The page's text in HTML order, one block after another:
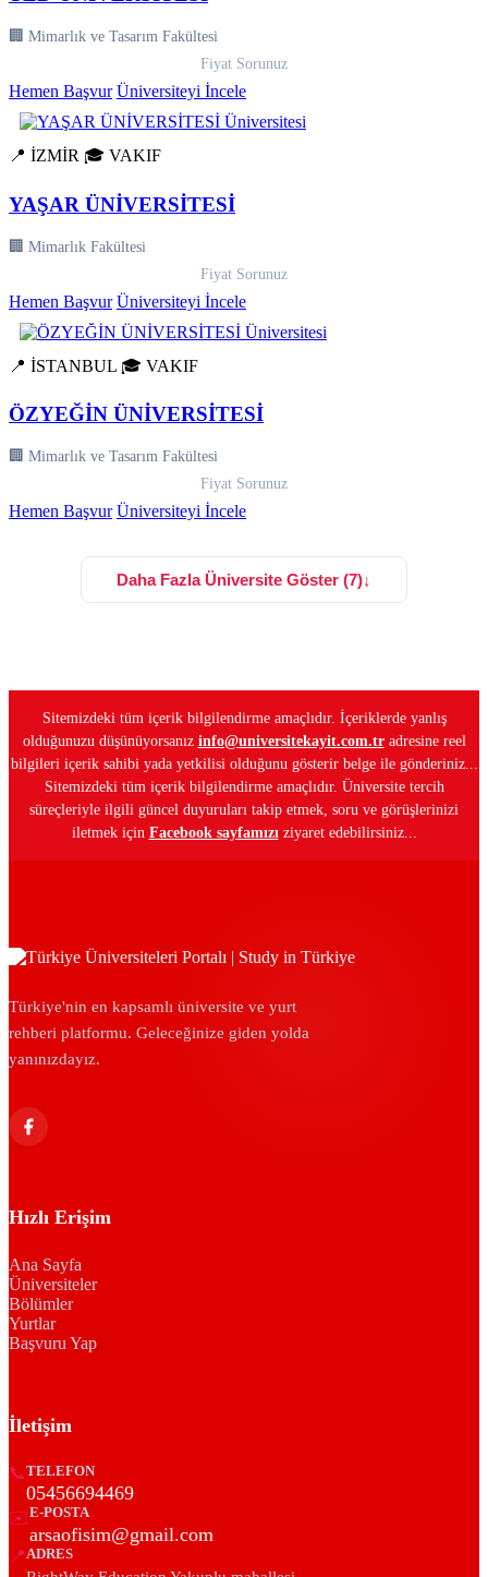
🏢 Mimarlık ve Tasarım Fakültesi
Fiyat Sorunuz
Hemen Başvur Üniversiteyi İncele
📍 İZMİR 🎓 VAKIF
YAŞAR ÜNİVERSİTESİ
🏢 Mimarlık Fakültesi
Fiyat Sorunuz
Hemen Başvur Üniversiteyi İncele
📍 İSTANBUL 🎓 VAKIF
ÖZYEĞİN ÜNİVERSİTESİ
🏢 Mimarlık ve Tasarım Fakültesi
Fiyat Sorunuz
Hemen Başvur Üniversiteyi İncele
Daha Fazla Üniversite Göster (7)↓
Sitemizdeki tüm içerik bilgilendirme amaçlıdır. İçeriklerde yanlış
olduğunuzu düşünüyorsanız info@universitekayit.com.tradresine reel
bilgileri içerik sahibi yada yetkilisi olduğunu gösterir belge ile gönderiniz...
Sitemizdeki tüm içerik bilgilendirme amaçlıdır. Üniversite tercih
süreçleriyle ilgili güncel duyuruları takip etmek, soru ve görüşlerinizi
iletmek için Facebook sayfamızı ziyaret edebilirsiniz...
Türkiye'nin en kapsamlı üniversite ve yurt
rehberi platformu. Geleceğinize giden yolda
yanınızdayız.
Hızlı Erişim
Ana Sayfa
Üniversiteler
Bölümler
Yurtlar
Başvuru Yap
İletişim
📞TELEFON
05456694469
✉️E-POSTA
arsaofisim@gmail.com
📍ADRES